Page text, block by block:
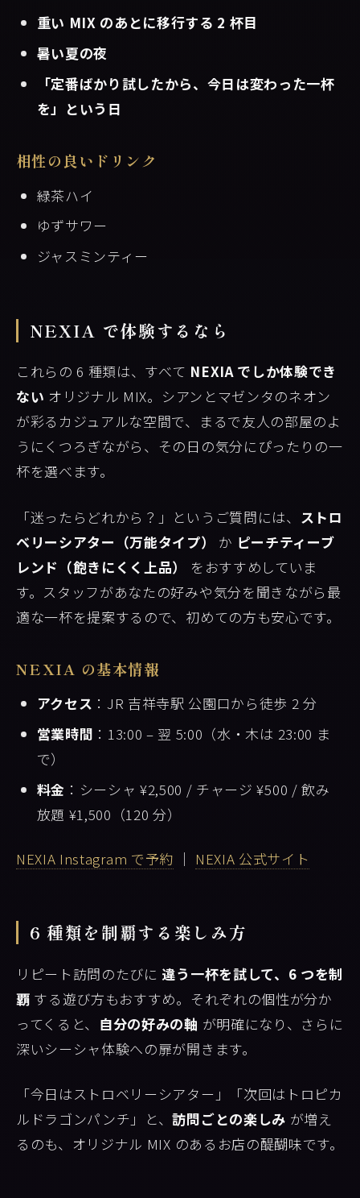
重い MIX のあとに移行する 2 杯目
暑い夏の夜
「定番ばかり試したから、今日は変わった一杯
を」という日
相性の良いドリンク
緑茶ハイ
ゆずサワー
ジャスミンティー
NEXIA で体験するなら
これらの 6 種類は、すべて NEXIA でしか体験でき
ない オリジナル MIX。シアンとマゼンタのネオン
が彩るカジュアルな空間で、まるで友人の部屋のよ
うにくつろぎながら、その日の気分にぴったりの一
杯を選べます。
「迷ったらどれから？」というご質問には、 ストロ
ベリーシアター（万能タイプ）
か ピーチティーブ
レンド（飽きにくく上品）
をおすすめしていま
す。スタッフがあなたの好みや気分を聞きながら最
適な一杯を提案するので、初めての方も安心です。
NEXIA の基本情報
アクセス ：JR 吉祥寺駅 公園口から徒歩 2 分
営業時間 ：13:00 – 翌 5:00（水・木は 23:00 ま
で）
料金 ：シーシャ ¥2,500 / チャージ ¥500 / 飲み
放題 ¥1,500（120 分）
NEXIA Instagram で予約 ｜ NEXIA 公式サイト
6 種類を制覇する楽しみ方
リピート訪問のたびに 違う一杯を試して、6 つを制
覇 する遊び方もおすすめ。それぞれの個性が分か
ってくると、 自分の好みの軸 が明確になり、さらに
深いシーシャ体験への扉が開きます。
「今日はストロベリーシアター」「次回はトロピカ
ルドラゴンパンチ」と、訪問ごとの楽しみ が増え
るのも、オリジナル MIX のあるお店の醍醐味です。